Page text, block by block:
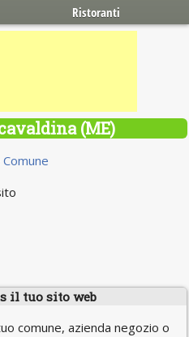
Ristoranti
(ME)
il tuo sito web
comune, azienda negozio o